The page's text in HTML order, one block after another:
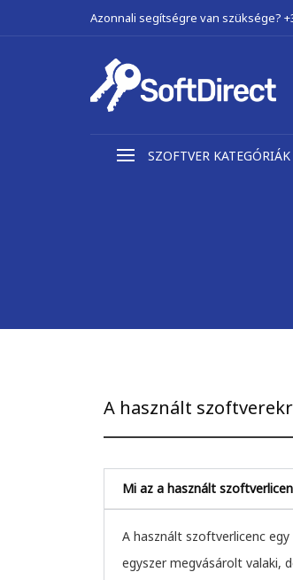
Azonnali segítségre van szüksége?
SZOFTVER KATEGÓRIÁK
A használt
Mi az a használt
A használt szoftverlicenc
egyszer megvásárolt valaki,